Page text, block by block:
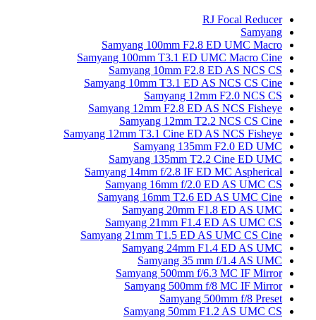
RJ Focal Reducer
Samyang
Samyang 100mm F2.8 ED UMC Macro
Samyang 100mm T3.1 ED UMC Macro Cine
Samyang 10mm F2.8 ED AS NCS CS
Samyang 10mm T3.1 ED AS NCS CS Cine
Samyang 12mm F2.0 NCS CS
Samyang 12mm F2.8 ED AS NCS Fisheye
Samyang 12mm T2.2 NCS CS Cine
Samyang 12mm T3.1 Cine ED AS NCS Fisheye
Samyang 135mm F2.0 ED UMC
Samyang 135mm T2.2 Cine ED UMC
Samyang 14mm f/2.8 IF ED MC Aspherical
Samyang 16mm f/2.0 ED AS UMC CS
Samyang 16mm T2.6 ED AS UMC Cine
Samyang 20mm F1.8 ED AS UMC
Samyang 21mm F1.4 ED AS UMC CS
Samyang 21mm T1.5 ED AS UMC CS Cine
Samyang 24mm F1.4 ED AS UMC
Samyang 35 mm f/1.4 AS UMC
Samyang 500mm f/6.3 MC IF Mirror
Samyang 500mm f/8 MC IF Mirror
Samyang 500mm f/8 Preset
Samyang 50mm F1.2 AS UMC CS